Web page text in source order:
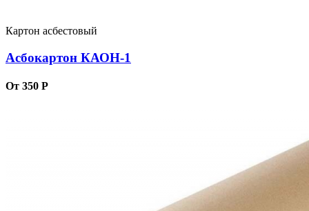
Картон асбестовый
Асбокартон КАОН-1
От 350 Р